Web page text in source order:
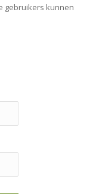
gebruikers kunnen